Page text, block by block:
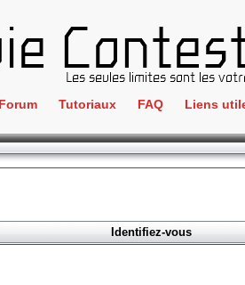
Forum Tutoriaux FAQ Liens
IRC
Identifiez-vous